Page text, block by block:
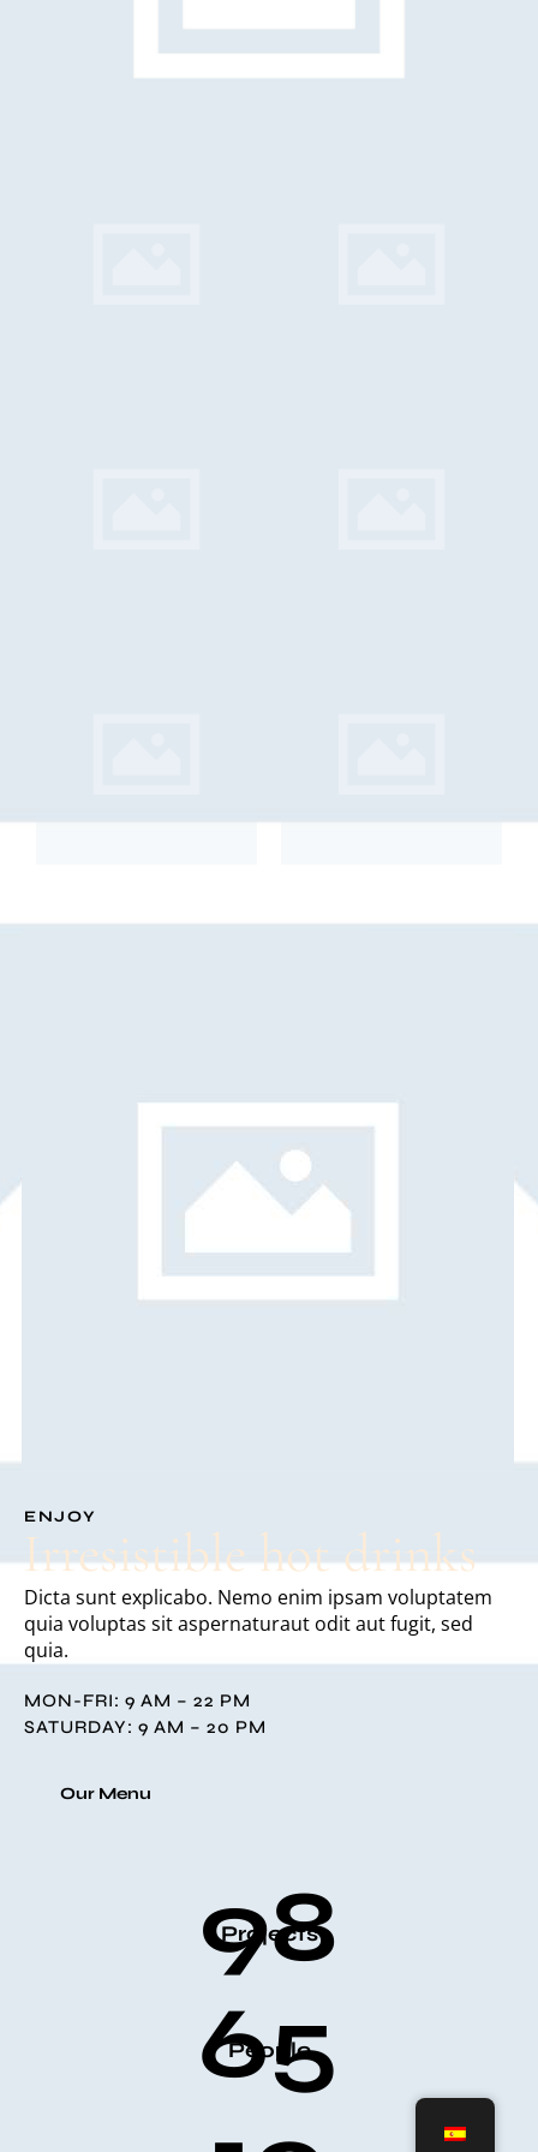
ENJOY
Irresistible hot drinks
Dicta sunt explicabo. Nemo enim ipsam voluptatem
quia voluptas sit aspernaturaut odit aut fugit, sed
quia.
MON-FRI: 9 AM – 22 PM
SATURDAY: 9 AM – 20 PM
Our Menu
98
Projects
65
People